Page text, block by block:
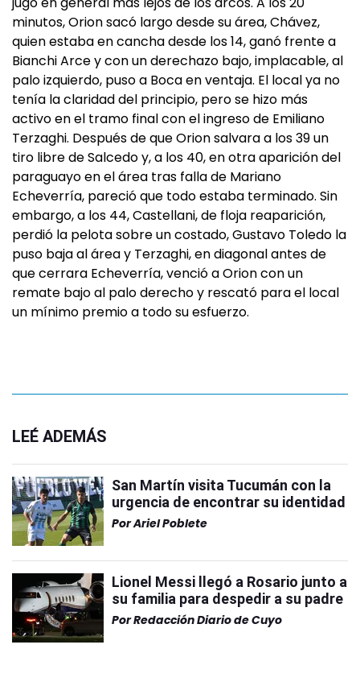
minutos, Orion sacó largo desde su área, Chávez,
quien estaba en cancha desde los 14, ganó frente a
Bianchi Arce y con un derechazo bajo, implacable, al
palo izquierdo, puso a Boca en ventaja. El local ya no
tenía la claridad del principio, pero se hizo más
activo en el tramo final con el ingreso de Emiliano
Terzaghi. Después de que Orion salvara a los 39 un
tiro libre de Salcedo y, a los 40, en otra aparición del
paraguayo en el área tras falla de Mariano
Echeverría, pareció que todo estaba terminado. Sin
embargo, a los 44, Castellani, de floja reaparición,
perdió la pelota sobre un costado, Gustavo Toledo la
puso baja al área y Terzaghi, en diagonal antes de
que cerrara Echeverría, venció a Orion con un
remate bajo al palo derecho y rescató para el local
un mínimo premio a todo su esfuerzo.
LEÉ ADEMÁS
San Martín visita Tucumán con la
urgencia de encontrar su identidad
PorAriel Poblete
Lionel Messi llegó a Rosario junto a
su familia para despedir a su padre
PorRedacción Diario de Cuyo